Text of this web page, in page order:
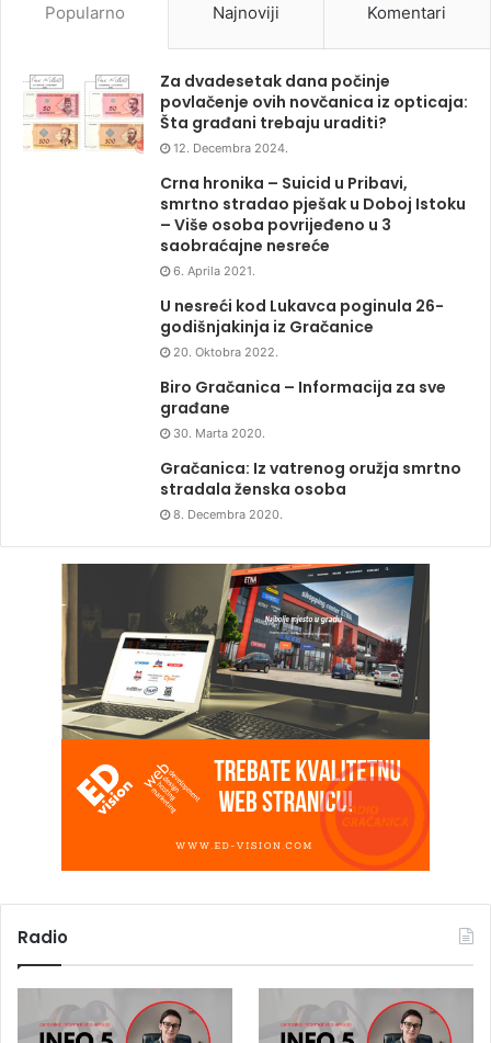
Popularno Najnoviji Komentari
Za dvadesetak dana počinje
povlačenje ovih novčanica iz opticaja:
Šta građani trebaju uraditi?
12. Decembra 2024.
Crna hronika – Suicid u Pribavi,
smrtno stradao pješak u Doboj Istoku
– Više osoba povrijeđeno u 3
saobraćajne nesreće
6. Aprila 2021.
U nesreći kod Lukavca poginula 26-
godišnjakinja iz Gračanice
20. Oktobra 2022.
Biro Gračanica – Informacija za sve
građane
30. Marta 2020.
Gračanica: Iz vatrenog oružja smrtno
stradala ženska osoba
8. Decembra 2020.
Radio